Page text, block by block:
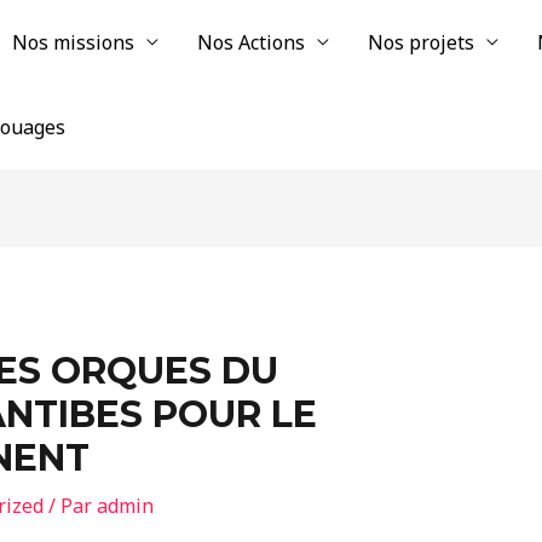
Nos missions Nos Actions Nos projets
ORQUES DU
POUR LE
/ Paradmin